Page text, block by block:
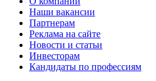
Наши вакансии
Партнерам
Реклама на сайте
Новости и статьи
Инвесторам
Кандидаты по профессиям